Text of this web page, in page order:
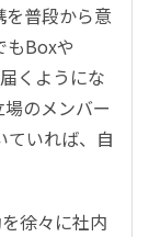
を普段から意
もBoxや
くようにな
のメンバー
ていれば、自
徐々に社内